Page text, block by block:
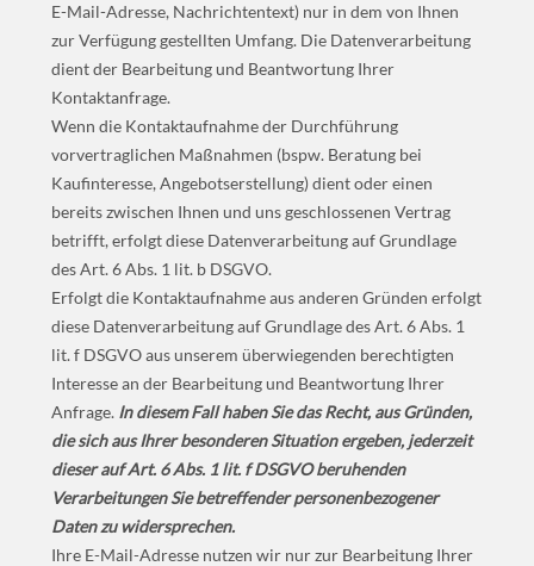
E-Mail-Adresse, Nachrichtentext) nur in dem von Ihnen
zur Verfügung gestellten Umfang. Die Datenverarbeitung
dient der Bearbeitung und Beantwortung Ihrer
Kontaktanfrage.
Wenn die Kontaktaufnahme der Durchführung
vorvertraglichen Maßnahmen (bspw. Beratung bei
Kaufinteresse, Angebotserstellung) dient oder einen
bereits zwischen Ihnen und uns geschlossenen Vertrag
betrifft, erfolgt diese Datenverarbeitung auf Grundlage
des Art. 6 Abs. 1 lit. b DSGVO.
Erfolgt die Kontaktaufnahme aus anderen Gründen erfolgt
diese Datenverarbeitung auf Grundlage des Art. 6 Abs. 1
lit. f DSGVO aus unserem überwiegenden berechtigten
Interesse an der Bearbeitung und Beantwortung Ihrer
Anfrage. In diesem Fall haben Sie das Recht, aus Gründen,
die sich aus Ihrer besonderen Situation ergeben, jederzeit
dieser auf Art. 6 Abs. 1 lit. f DSGVO beruhenden
Verarbeitungen Sie betreffender personenbezogener
Daten zu widersprechen.
Ihre E-Mail-Adresse nutzen wir nur zur Bearbeitung Ihrer